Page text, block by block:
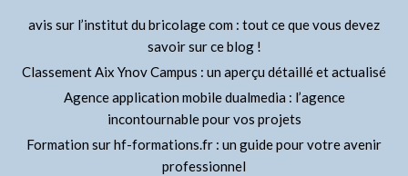
avis sur l’institut du bricolage com : tout ce que vous devez
savoir sur ce blog !
Classement Aix Ynov Campus : un aperçu détaillé et actualisé
Agence application mobile dualmedia : l’agence
incontournable pour vos projets
Formation sur hf-formations.fr : un guide pour votre avenir
professionnel